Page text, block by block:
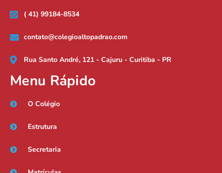
( 41) 99184-8534
contato@colegioaltopadrao.com
Rua Santo André, 121 - Cajuru - Curitiba - PR
Menu Rápido
O Colégio
Estrutura
Secretaria